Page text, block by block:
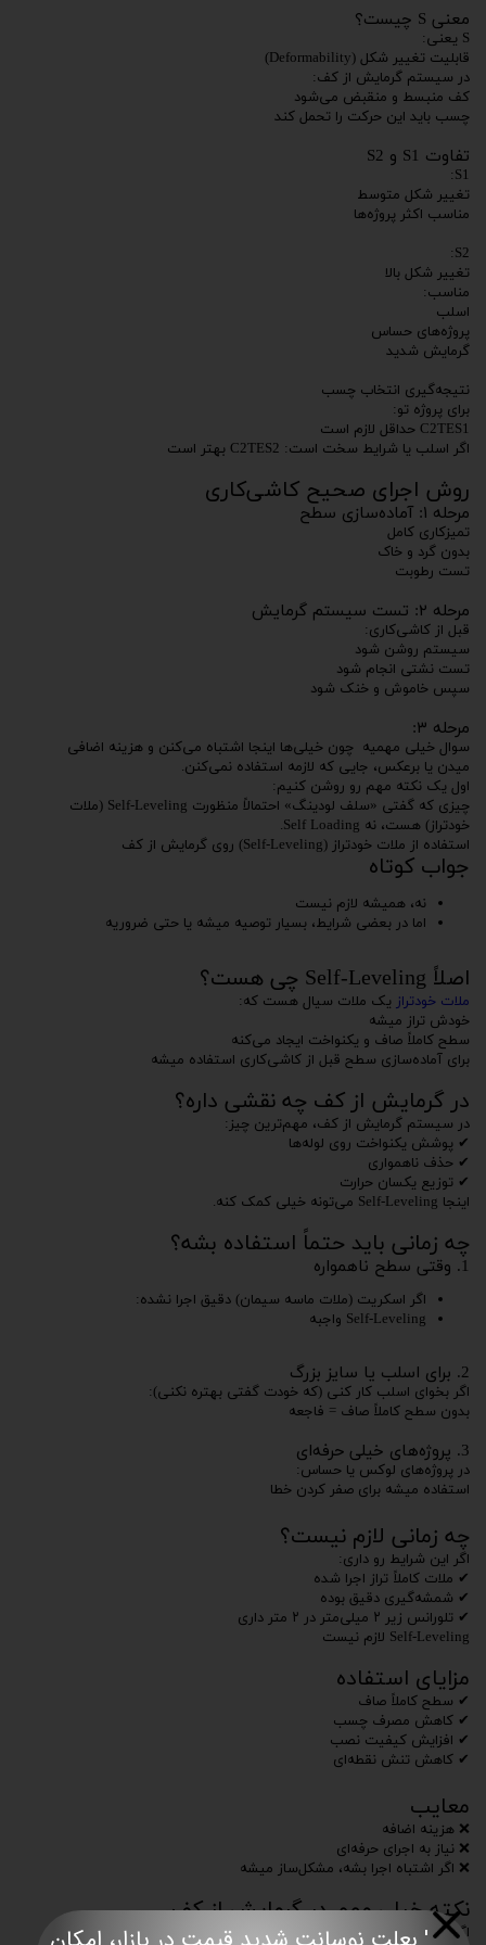
معنی S چیست؟
S یعنی:
قابلیت تغییر شکل (Deformability)
در سیستم گرمایش از کف:
کف منبسط و منقبض می‌شود
چسب باید این حرکت را تحمل کند
تفاوت S1 و S2
S1:
تغییر شکل متوسط
مناسب اکثر پروژه‌ها
S2:
تغییر شکل بالا
مناسب:
اسلب
پروژه‌های حساس
گرمایش شدید
نتیجه‌گیری انتخاب چسب
برای پروژه تو:
C2TES1 حداقل لازم است
اگر اسلب یا شرایط سخت است: C2TES2 بهتر است
روش اجرای صحیح کاشی‌کاری
مرحله ۱: آماده‌سازی سطح
تمیزکاری کامل
بدون گرد و خاک
تست رطوبت
مرحله ۲: تست سیستم گرمایش
قبل از کاشی‌کاری:
سیستم روشن شود
تست نشتی انجام شود
سپس خاموش و خنک شود
مرحله ۳:
سوال خیلی مهمیه چون خیلی‌ها اینجا اشتباه می‌کنن و هزینه اضافی
میدن یا برعکس، جایی که لازمه استفاده نمی‌کنن.
اول یک نکته مهم رو روشن کنیم:
چیزی که گفتی «سلف لودینگ» احتمالاً منظورت Self-Leveling (ملات
خودتراز) هست، نه Self Loading.
استفاده از ملات خودتراز (Self-Leveling) روی گرمایش از کف
جواب کوتاه
نه، همیشه لازم نیست
اما در بعضی شرایط، بسیار توصیه میشه یا حتی ضروریه
اصلاً Self-Leveling چی هست؟
ملات خودتراز یک ملات سیال هست که:
خودش تراز میشه
سطح کاملاً صاف و یکنواخت ایجاد می‌کنه
برای آماده‌سازی سطح قبل از کاشی‌کاری استفاده میشه
در گرمایش از کف چه نقشی داره؟
در سیستم گرمایش از کف، مهم‌ترین چیز:
✔ پوشش یکنواخت روی لوله‌ها
✔ حذف ناهمواری
✔ توزیع یکسان حرارت
اینجا Self-Leveling می‌تونه خیلی کمک کنه.
چه زمانی باید حتماً استفاده بشه؟
1. وقتی سطح ناهمواره
اگر اسکریت (ملات ماسه سیمان) دقیق اجرا نشده:
Self-Leveling واجبه
2. برای اسلب یا سایز بزرگ
اگر بخوای اسلب کار کنی (که خودت گفتی بهتره نکنی):
بدون سطح کاملاً صاف = فاجعه
3. پروژه‌های خیلی حرفه‌ای
در پروژه‌های لوکس یا حساس:
استفاده میشه برای صفر کردن خطا
چه زمانی لازم نیست؟
اگر این شرایط رو داری:
✔ ملات کاملاً تراز اجرا شده
✔ شمشه‌گیری دقیق بوده
✔ تلورانس زیر ۲ میلی‌متر در ۲ متر داری
Self-Leveling لازم نیست
مزایای استفاده
✔ سطح کاملاً صاف
✔ کاهش مصرف چسب
✔ افزایش کیفیت نصب
✔ کاهش تنش نقطه‌ای
معایب
❌ هزینه اضافه
❌ نیاز به اجرای حرفه‌ای
❌ اگر اشتباه اجرا بشه، مشکل‌ساز میشه
نکته خیلی مهم در گرمایش از کف
اگر Self-Leveling استفاده می‌کنی: